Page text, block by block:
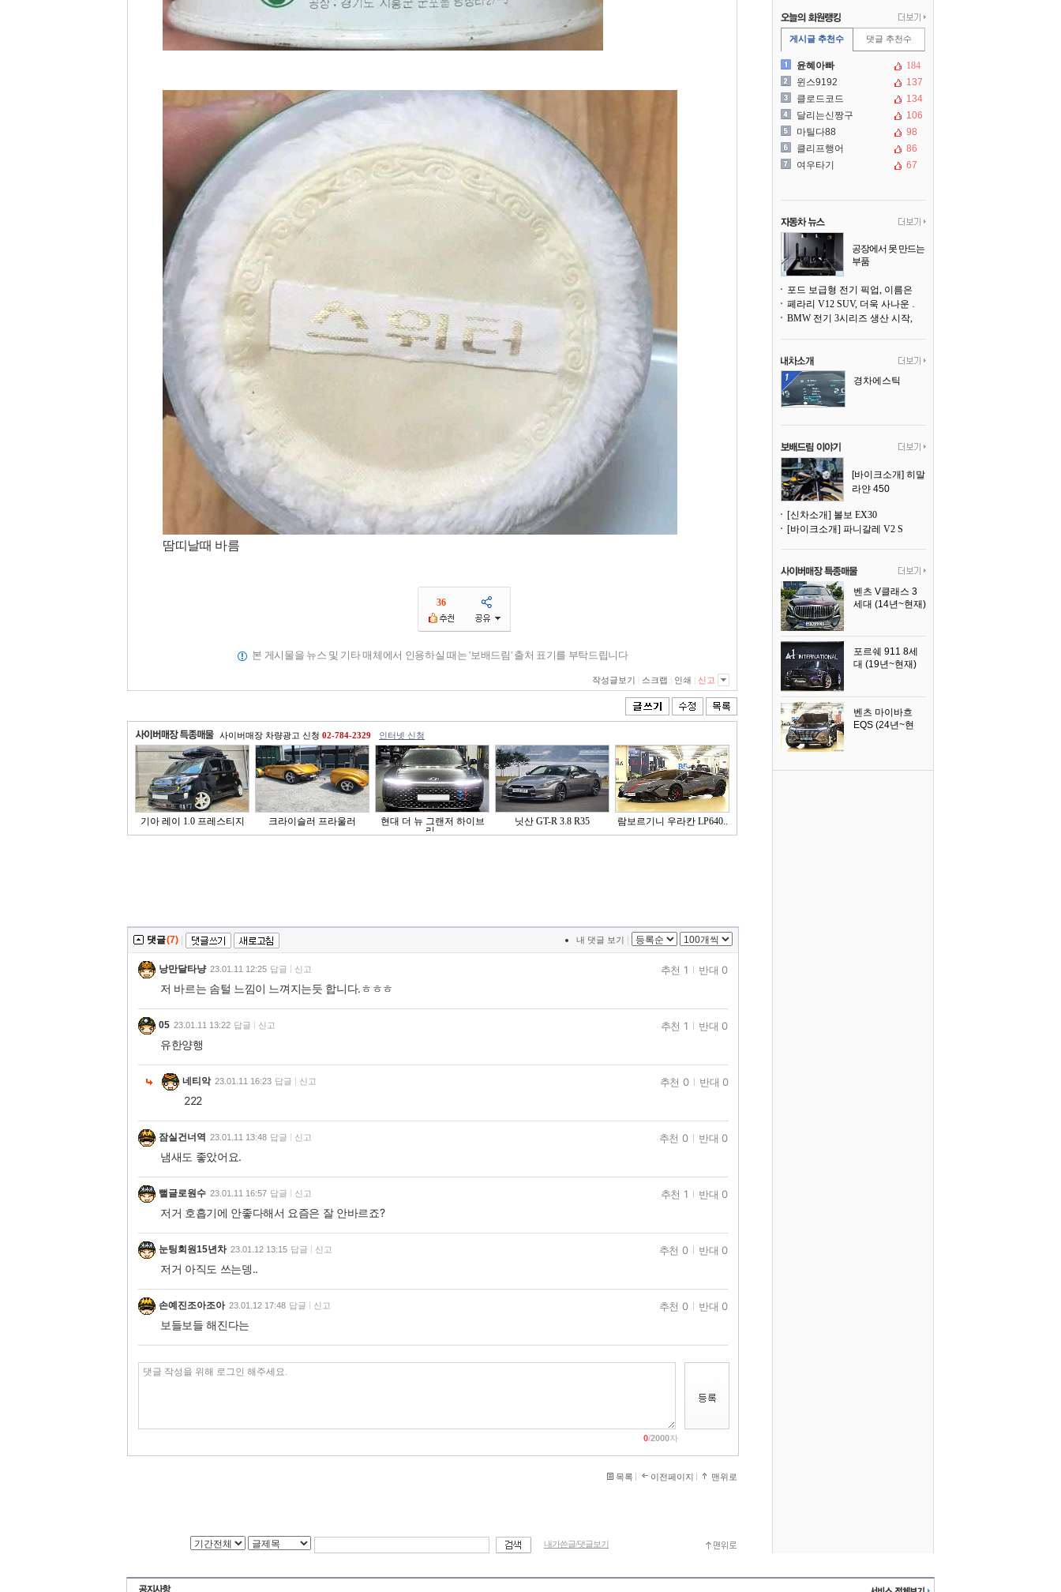
땀띠날때 바름
36
본 게시물을 뉴스 및 기타 매체에서 인용하실 때는 '보배드림' 출처 표기를 부탁드립니다
작성글보기 스크랩 인쇄 신고
사이버매장 차량광고 신청 02-784-2329 인터넷 신청
기아 레이 1.0 프레스티지 크라이슬러 프라울러
현대 더 뉴 그랜저 하이브
리..
닛산 GT-R 3.8 R35 람보르기니 우라칸 LP640..
댓글(7) 내 댓글 보기
낭만달타냥 23.01.11 12:25 답글 신고
저 바르는 솜털 느낌이 느껴지는듯 합니다.ㅎㅎㅎ
추천 1 반대 0
05 23.01.11 13:22 답글 신고
유한양행
추천 1 반대 0
네티악 23.01.11 16:23 답글 신고
222
추천 0 반대 0
잠실건너역 23.01.11 13:48 답글 신고
냄새도 좋았어요.
추천 0 반대 0
뻘글로원수 23.01.11 16:57 답글 신고
저거 호흡기에 안좋다해서 요즘은 잘 안바르죠?
추천 1 반대 0
눈팅회원15년차 23.01.12 13:15 답글 신고
저거 아직도 쓰는뎅..
추천 0 반대 0
손예진조아조아 23.01.12 17:48 답글 신고
보들보들 해진다는
추천 0 반대 0
0/2000자
목록 이전페이지 맨위로
내가쓴글/댓글보기
게시글 추천수 댓글 추천수
윤혜아빠
184
윈스9192
137
클로드코드
134
달리는신짱구
106
마틸다88
98
클리프행어
86
여우타기
67
공장에서 못 만드는
부품
어낸다
페라리 V12 SUV, 더욱 사나운 얼굴로 돌아온다
경차에스틱
[바이크소개] 히말
라얀 450
[신차소개] 볼보 EX30
[바이크소개] 파니갈레 V2 S
벤츠 V클래스 3
세대 (14년~현재)
포르쉐 911 8세
대 (19년~현재)
벤츠 마이바흐
EQS (24년~현